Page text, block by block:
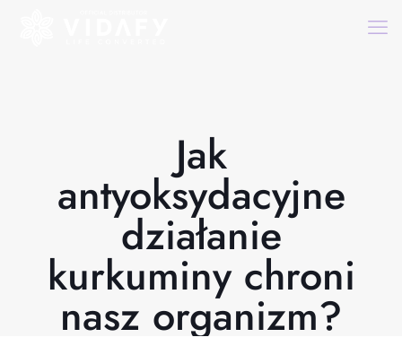
Jak
antyoksydacyjne
działanie
kurkuminy chroni
nasz organizm?